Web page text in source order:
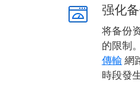
强化
将备份
的限制
傳輸 網
時段發